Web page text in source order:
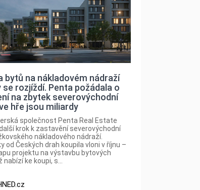
bytů na nákladovém nádraží
se rozjíždí. Penta požádala o
na zbytek severovýchodní
hře jsou miliardy
společnost Penta Real Estate
krok k zastavění severovýchodní
nákladového nádraží.
od Českých drah koupila vloni v říjnu –
projektu na výstavbu bytových
nabízí ke koupi, s...